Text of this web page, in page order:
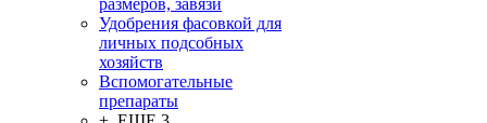
размеров, завязи
Удобрения фасовкой для
личных подсобных
хозяйств
Вспомогательные
препараты